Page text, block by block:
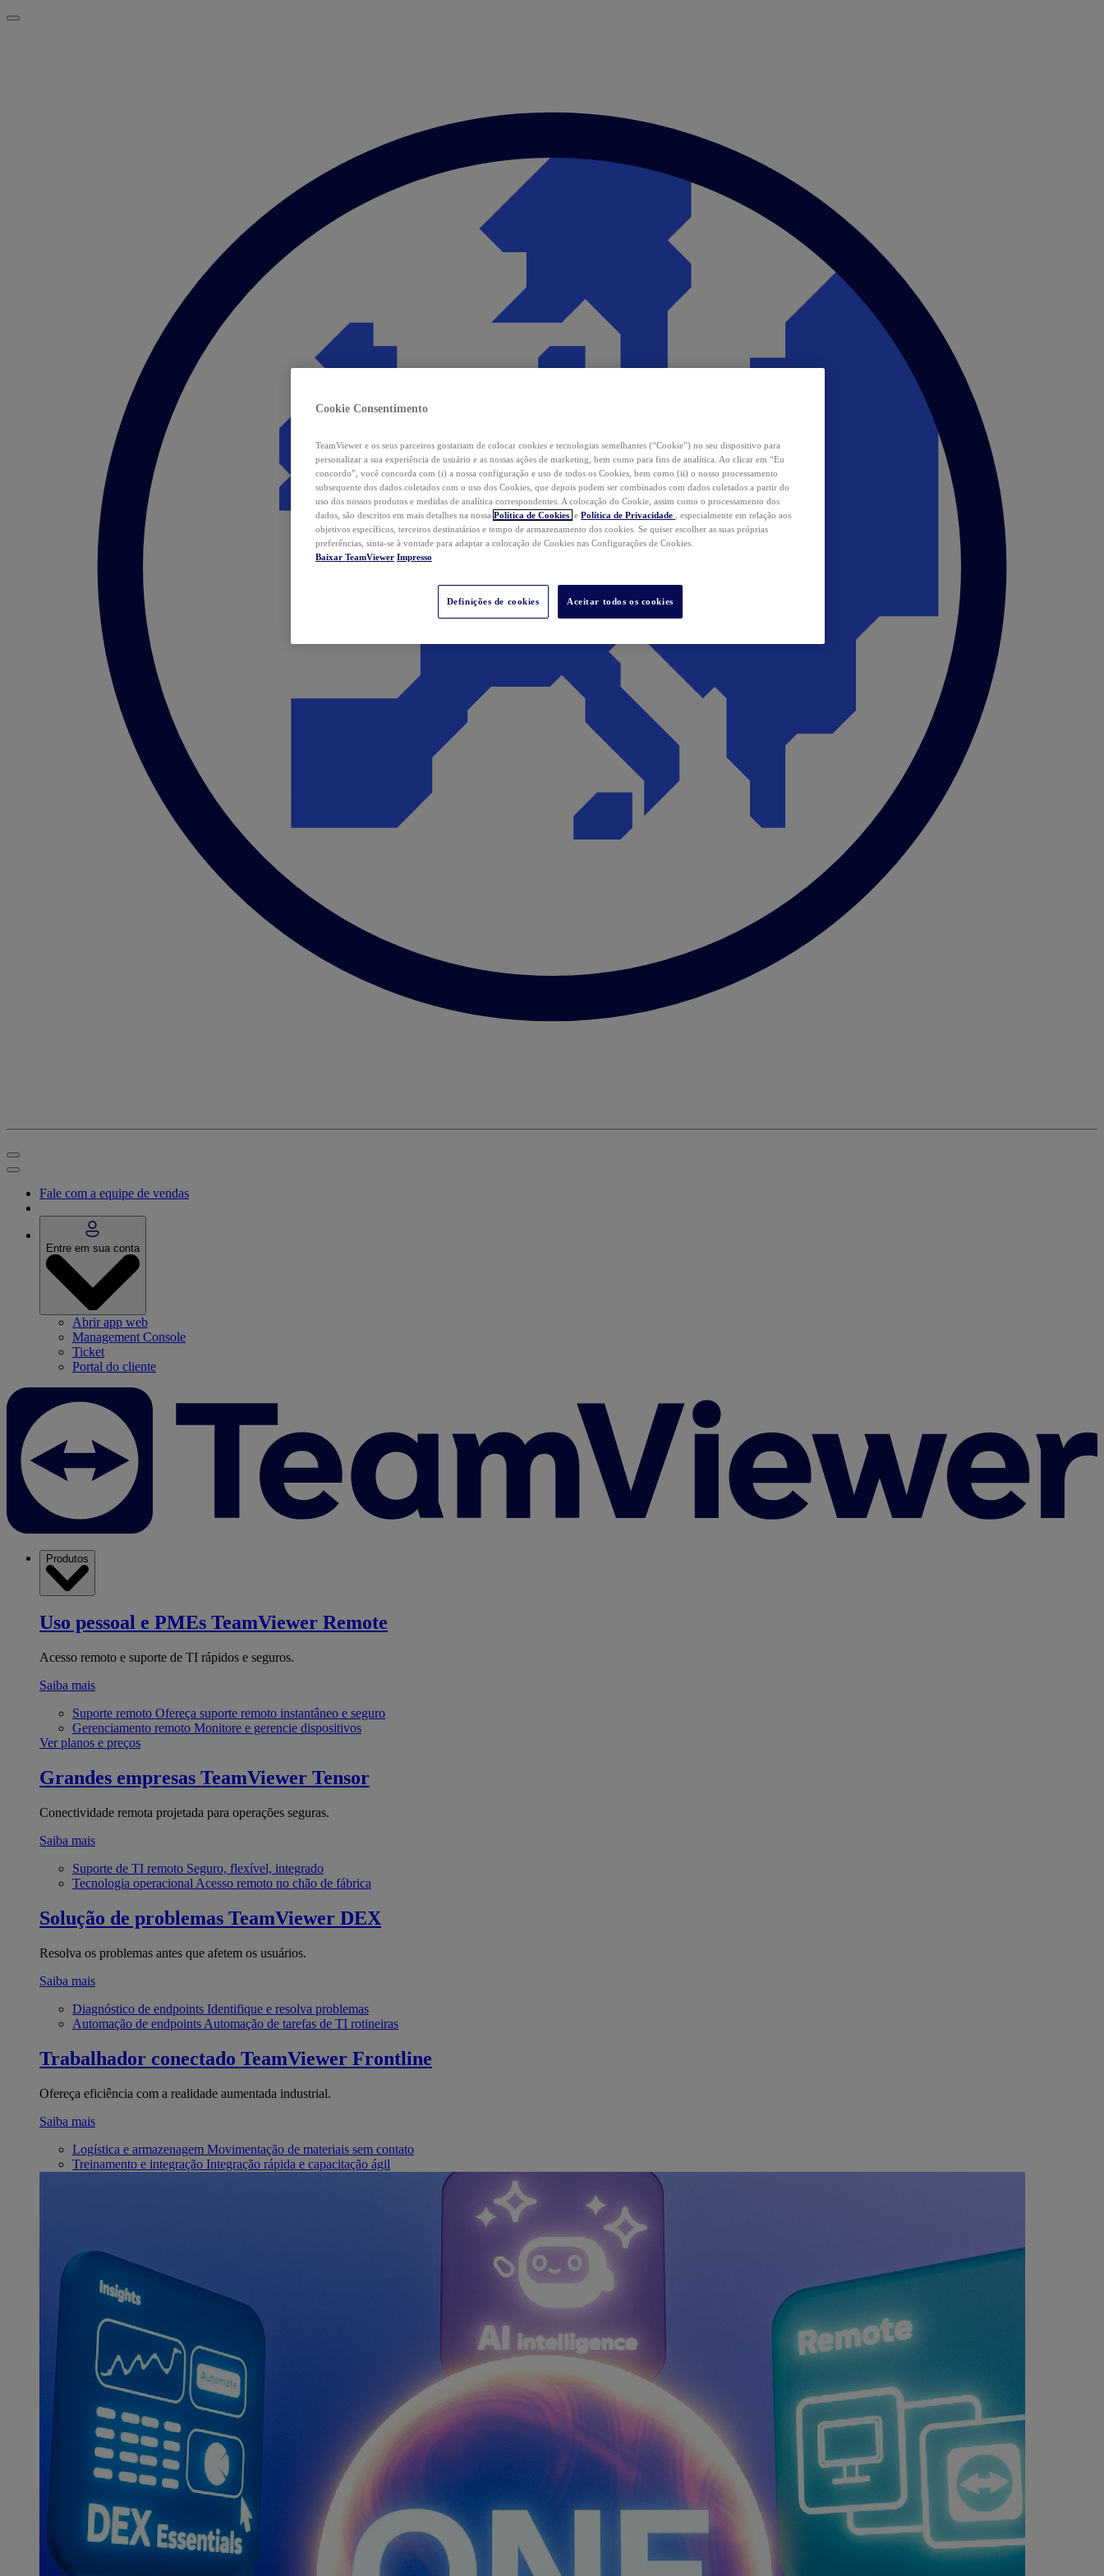
Fale com a equipe de vendas
Entre em sua conta
Abrir app web
Management Console
Ticket
Portal do cliente
Produtos
Uso pessoal e PMEs TeamViewer Remote
Acesso remoto e suporte de TI rápidos e seguros.
Saiba mais
Suporte remoto Ofereça suporte remoto instantâneo e seguro
Gerenciamento remoto Monitore e gerencie dispositivos
Ver planos e preços
Grandes empresas TeamViewer Tensor
Conectividade remota projetada para operações seguras.
Saiba mais
Suporte de TI remoto Seguro, flexível, integrado
Tecnologia operacional Acesso remoto no chão de fábrica
Solução de problemas TeamViewer DEX
Resolva os problemas antes que afetem os usuários.
Saiba mais
Diagnóstico de endpoints Identifique e resolva problemas
Automação de endpoints Automação de tarefas de TI rotineiras
Trabalhador conectado TeamViewer Frontline
Ofereça eficiência com a realidade aumentada industrial.
Saiba mais
Logística e armazenagem Movimentação de materiais sem contato
Treinamento e integração Integração rápida e capacitação ágil
Cookie Consentimento
TeamViewer e os seus parceiros gostariam de colocar cookies e tecnologias semelhantes (“Cookie”) no seu dispositivo para
personalizar a sua experiência de usuário e as nossas ações de marketing, bem como para fins de analítica. Ao clicar em “Eu
concordo”, você concorda com (i) a nossa configuração e uso de todos os Cookies, bem como (ii) o nosso processamento
subsequente dos dados coletados com o uso dos Cookies, que depois podem ser combinados com dados coletados a partir do
uso dos nossos produtos e medidas de analítica correspondentes. A colocação do Cookie, assim como o processamento dos
dados, são descritos em mais detalhes na nossa Política de Cookies e Política de Privacidade
, especialmente em relação aos
objetivos específicos, terceiros destinatários e tempo de armazenamento dos cookies. Se quiser escolher as suas próprias
preferências, sinta-se à vontade para adaptar a colocação de Cookies nas Configurações de Cookies.
Baixar TeamViewer Impresso
Definições de cookies Aceitar todos os cookies